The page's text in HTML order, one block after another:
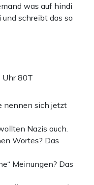
was auf hindi
schreibt das so
Uhr80T
nennen sich jetzt
Nazis auch.
Wortes? Das
Meinungen? Das